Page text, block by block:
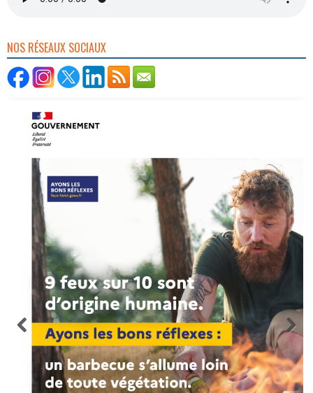
NOS RÉSEAUX SOCIAUX